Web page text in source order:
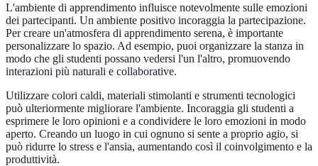
L'ambiente di apprendimento influisce notevolmente sulle emozioni
dei partecipanti. Un ambiente positivo incoraggia la partecipazione.
Per creare un'atmosfera di apprendimento serena, è importante
personalizzare lo spazio. Ad esempio, puoi organizzare la stanza in
modo che gli studenti possano vedersi l'un l'altro, promuovendo
interazioni più naturali e collaborative.
Utilizzare colori caldi, materiali stimolanti e strumenti tecnologici
può ulteriormente migliorare l'ambiente. Incoraggia gli studenti a
esprimere le loro opinioni e a condividere le loro emozioni in modo
aperto. Creando un luogo in cui ognuno si sente a proprio agio, si
può ridurre lo stress e l'ansia, aumentando così il coinvolgimento e la
produttività.